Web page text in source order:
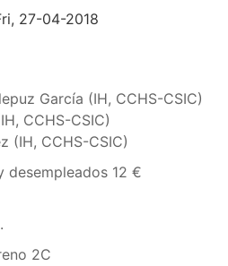
27-04-2018
García (IH, CCHS-CSIC)
CCHS-CSIC)
(IH, CCHS-CSIC)
desempleados 12 €
2C